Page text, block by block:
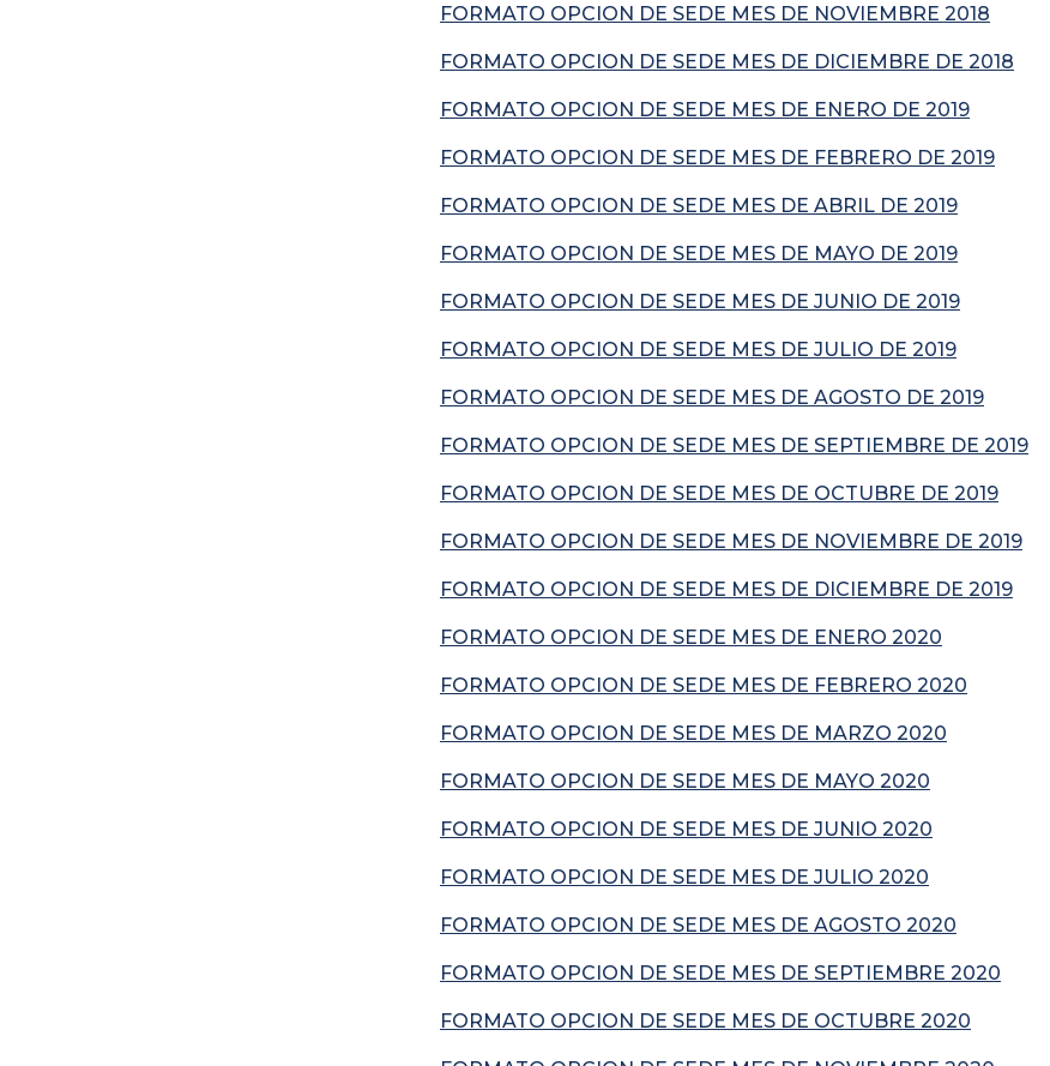
FORMATO OPCION DE SEDE MES DE NOVIEMBRE 2018
FORMATO OPCION DE SEDE MES DE DICIEMBRE DE 2018
FORMATO OPCION DE SEDE MES DE ENERO DE 2019
FORMATO OPCION DE SEDE MES DE FEBRERO DE 2019
FORMATO OPCION DE SEDE MES DE ABRIL DE 2019
FORMATO OPCION DE SEDE MES DE MAYO DE 2019
FORMATO OPCION DE SEDE MES DE JUNIO DE 2019
FORMATO OPCION DE SEDE MES DE JULIO DE 2019
FORMATO OPCION DE SEDE MES DE AGOSTO DE 2019
FORMATO OPCION DE SEDE MES DE SEPTIEMBRE DE 2019
FORMATO OPCION DE SEDE MES DE OCTUBRE DE 2019
FORMATO OPCION DE SEDE MES DE NOVIEMBRE DE 2019
FORMATO OPCION DE SEDE MES DE DICIEMBRE DE 2019
FORMATO OPCION DE SEDE MES DE ENERO 2020
FORMATO OPCION DE SEDE MES DE FEBRERO 2020
FORMATO OPCION DE SEDE MES DE MARZO 2020
FORMATO OPCION DE SEDE MES DE MAYO 2020
FORMATO OPCION DE SEDE MES DE JUNIO 2020
FORMATO OPCION DE SEDE MES DE JULIO 2020
FORMATO OPCION DE SEDE MES DE AGOSTO 2020
FORMATO OPCION DE SEDE MES DE SEPTIEMBRE 2020
FORMATO OPCION DE SEDE MES DE OCTUBRE 2020